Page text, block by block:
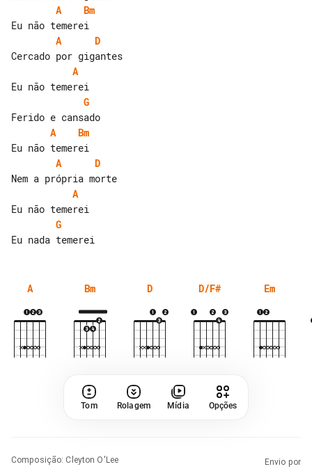
A
Bm
A
D
A
G
A
Bm
A
D
A
G
A Bm D D/F# Em
Tom Rolagem Mídia Opções
Composição: Cleyton O'Lee
Envio por